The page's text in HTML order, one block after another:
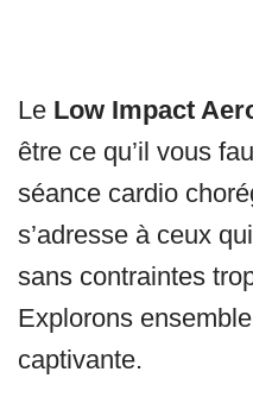
Le Low Impact
être ce qu’il vous
séance cardio
s’adresse à ceux
sans contraintes
Explorons
captivante.